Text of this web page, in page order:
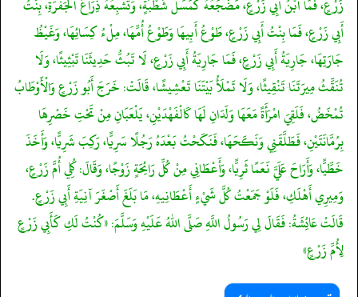
زَرْعٍ، فَمَا ابْنُ أَبِي زَرْعٍ، مَضْجَعُهُ كَمَسَلِّ شَطْبَةٍ، وَتُشْبِعُهُ ذِرَاعُ الْجَفْرَةِ، بِنْتُ
أَبِي زَرْعٍ، فَمَا بِنْتُ أَبِي زَرْعٍ، طَوْعُ أَبِيهَا وَطَوْعُ أُمِّهَا، مِلْءُ كِسَائِهَا، وَغَيْظُ
جَارَتِهَا، جَارِيَةُ أَبِي زَرْعٍ، فَمَا جَارِيَةُ أَبِي زَرْعٍ، لَا تَبُثُّ حَدِيثَنَا تَبْثِيثًا، وَلَا
تُنَقِّثُ مِيرَتَنَا تَنْقِيثًا، وَلَا تَمْلَأُ بَيْتَنَا تَعْشِيشًا، قَالَتْ: خَرَجَ أَبُو زَرْعٍ وَالْأَوْطَابُ
تُمْخَضُ، فَلَقِيَ امْرَأَةً مَعَهَا وَلَدَانِ لَهَا كَالْفَهْدَيْنِ، يَلْعَبَانِ مِنْ تَحْتِ خَصْرِهَا
بِرُمَّانَتَيْنِ، فَطَلَّقَنِي وَنَكَحَهَا، فَنَكَحْتُ بَعْدَهُ رَجُلًا سَرِيًّا، رَكِبَ شَرِيًّا، وَأَخَذَ
خَطِّيًّا، وَأَرَاحَ عَلَيَّ نَعَمًا ثَرِيًّا، وَأَعْطَانِي مِنْ كُلِّ رَائِحَةٍ زَوْجًا، وَقَالَ: كُلِي أُمَّ زَرْعٍ،
وَمِيرِي أَهْلَكِ، فَلَوْ جَمَعْتُ كُلَّ شَيْءٍ أَعْطَانِيهِ، مَا بَلَغَ أَصْغَرَ آنِيَةِ أَبِي زَرْعٍ.
قَالَتْ عَائِشَةُ: فَقَالَ لِي رَسُولُ اللَّهِ صَلَّى اللهُ عَلَيْهِ وَسَلَّمَ: «كُنْتُ لَكِ كَأَبِي زَرْعٍ
لِأُمِّ زَرْعٍ»